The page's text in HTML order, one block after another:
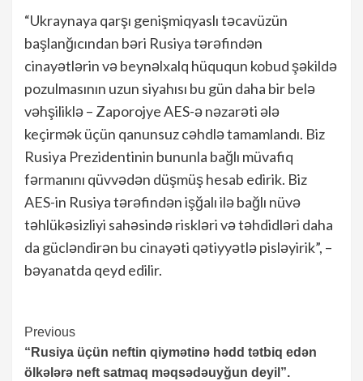
“Ukraynaya qarşı genişmiqyaslı təcavüzün
başlanğıcından bəri Rusiya tərəfindən
cinayətlərin və beynəlxalq hüququn kobud şəkildə
pozulmasının uzun siyahısı bu gün daha bir belə
vəhşiliklə – Zaporojye AES-ə nəzarəti ələ
keçirmək üçün qanunsuz cəhdlə tamamlandı. Biz
Rusiya Prezidentinin bununla bağlı müvafiq
fərmanını qüvvədən düşmüş hesab edirik. Biz
AES-in Rusiya tərəfindən işğalı ilə bağlı nüvə
təhlükəsizliyi sahəsində riskləri və təhdidləri daha
da gücləndirən bu cinayəti qətiyyətlə pisləyirik”, –
bəyanatda qeyd edilir.
Continue
Reading
Previous
“Rusiya üçün neftin qiymətinə hədd tətbiq edən
ölkələrə neft satmaq məqsədəuyğun deyil”.